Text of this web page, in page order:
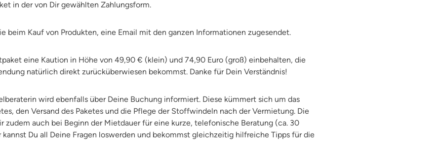
in der von Dir gewählten Zahlungsform.
beim Kauf von Produkten, eine Email mit den ganzen Informationen zugesendet.
eine Kaution in Höhe von 49,90 € (klein) und 74,90 Euro (groß) einbehalten, die
natürlich direkt zurücküberwiesen bekommst. Danke für Dein Verständnis!
wird ebenfalls über Deine Buchung informiert. Diese kümmert sich um das
den Versand des Paketes und die Pflege der Stoffwindeln nach der Vermietung. Die
auch bei Beginn der Mietdauer für eine kurze, telefonische Beratung (ca. 30
Du all Deine Fragen loswerden und bekommst gleichzeitig hilfreiche Tipps für die